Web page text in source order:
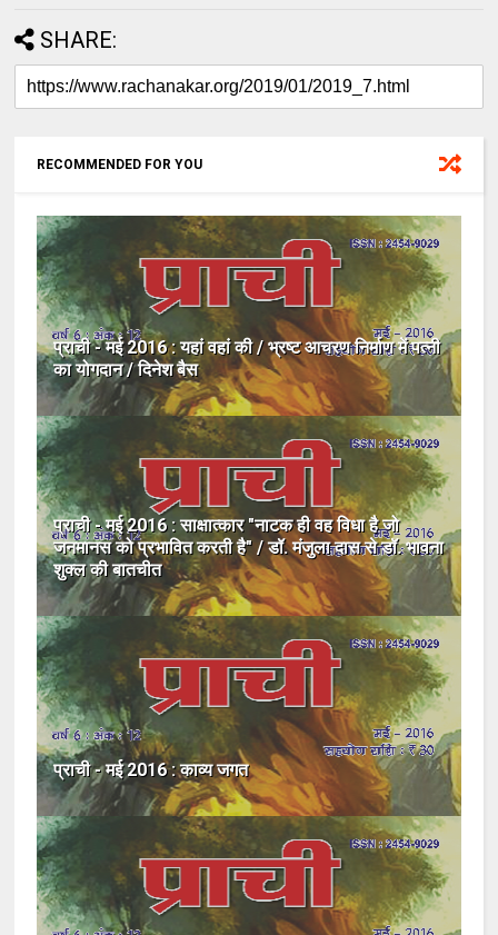
SHARE:
RECOMMENDED FOR YOU
प्राची - मई 2016 : यहां वहां की / भ्रष्ट आचरण निर्माण में पत्नी
का योगदान / दिनेश बैस
प्राची - मई 2016 : साक्षात्कार "नाटक ही वह विधा है जो
जनमानस को प्रभावित करती है" / डॉ. मंजुला दास से डॉ. भावना
शुक्ल की बातचीत
प्राची - मई 2016 : काव्य जगत